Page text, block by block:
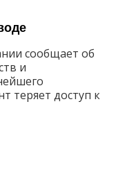
сообщает об
и
теряет доступ к